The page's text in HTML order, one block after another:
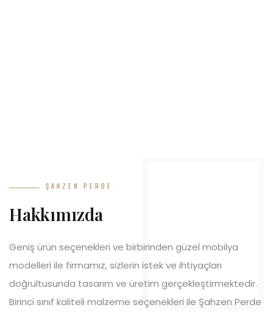
ŞAHZEN PERDE
Hakkımızda
Geniş ürün seçenekleri ve birbirinden güzel mobilya
modelleri ile firmamız, sizlerin istek ve ihtiyaçları
doğrultusunda tasarım ve üretim gerçekleştirmektedir.
Birinci sınıf kaliteli malzeme seçenekleri ile Şahzen Perde